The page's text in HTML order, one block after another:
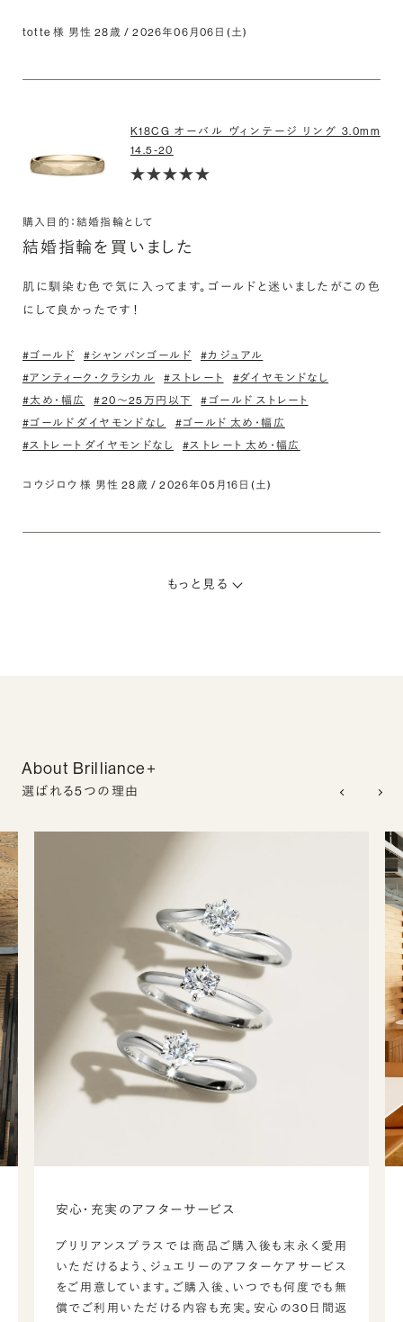
totte 様 男性 28歳 / 2026年06月06日(土)
K18CG オーバル ヴィンテージ リング 3.0mm
14.5-20
購入目的：結婚指輪として
結婚指輪を買いました
肌に馴染む色で気に入ってます。ゴールドと迷いましたがこの色
にして良かったです！
#ゴールド #シャンパンゴールド
#カジュアル
#アンティーク・クラシカル
#ストレート
#ダイヤモンドなし
#太め・幅広
#20〜25万円以下
#ゴールド ストレート
#ゴールド ダイヤモンドなし
#ゴールド 太め・幅広
#ストレート ダイヤモンドなし
#ストレート 太め・幅広
コウジロウ 様 男性 28歳 / 2026年05月16日(土)
もっと見る
About Brilliance+
選ばれる5つの理由
安心・充実のアフターサービス
ブリリアンスプラスでは商品ご購入後も末永く愛用
いただけるよう、ジュエリーのアフターケアサービス
をご用意しています。ご購入後、いつでも何度でも無
償でご利用いただける内容も充実。安心の30日間返